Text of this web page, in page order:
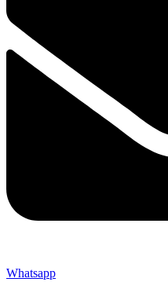
Whatsapp